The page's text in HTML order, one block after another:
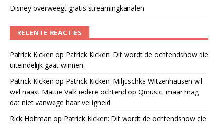
Disney overweegt gratis streamingkanalen
RECENTE REACTIES
Patrick Kicken op Patrick Kicken: Dit wordt de ochtendshow die
uiteindelijk gaat winnen
Patrick Kicken op Patrick Kicken: Miljuschka Witzenhausen wil
wel naast Mattie Valk iedere ochtend op Qmusic, maar mag
dat niet vanwege haar veiligheid
Rick Holtman op Patrick Kicken: Dit wordt de ochtendshow die